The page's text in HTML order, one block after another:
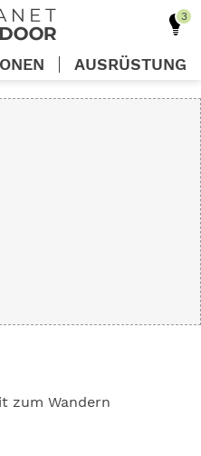
zum Wandern
AUSRÜSTUNG